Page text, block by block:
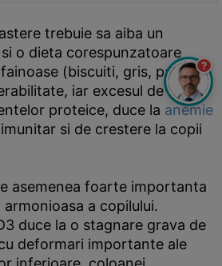
trebuie sa aiba un
o dieta corespunzatoare
(biscuiti, gris, paine)
iar excesul de lapte
proteice, duce la anemie
si de crestere la copii
asemenea foarte importanta
a copilului.
duce la o stagnare grava de
deformari importante ale
?